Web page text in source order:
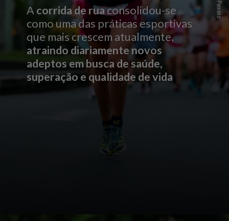
A corrida de ruaconsolidou-se
como uma das práticas esportivas
que mais crescem atualmente,
atraindo diariamente novos
adeptos em busca de saúde,
superação e qualidade de vida
Pexels